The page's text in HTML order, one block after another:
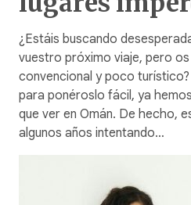
¿Estáis buscando
vuestro próximo viaje, pero
convencional y poco turístico?
para ponéroslo fácil, ya
que ver en Omán. De hecho,
algunos años intentando…